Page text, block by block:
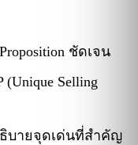
ชัดเจน
Selling
ธิบายจุดเด่นที่สำคัญ